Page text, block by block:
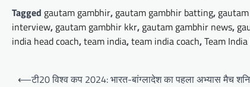
Tagged gautam gambhir, gautam gambhir batting,
interview, gautam gambhir kkr, gautam gambhir news,
india head coach,team india,team india coach,Team
Post
⟵टी20 विश्व कप 2024: भारत-बांग्लादेश का पहला अभ्यास मैच